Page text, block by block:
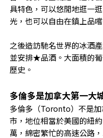
具特色，可以悠閒地逛一
光，也可以自由在鎮上品
之後造訪馳名世界的冰酒
並安排★品酒。大面積的
歷史。
多倫多是加拿大第一大
多倫多（Toronto）不是
市，地位相當於美國的紐
萬，綿密繁忙的高速公路